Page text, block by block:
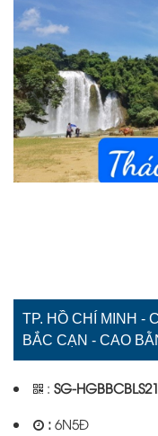
TP. HỒ CHÍ MINH -
BẮC CẠN - CAO
: SG-HGBBCBLS21
: 6N5Đ